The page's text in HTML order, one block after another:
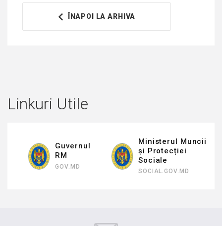
ÎNAPOI LA ARHIVA
Linkuri Utile
Guvernul
RM
GOV.MD
Ministerul Muncii
și Protecției
Sociale
SOCIAL.GOV.MD